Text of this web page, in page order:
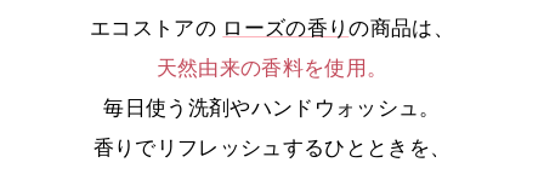
エコストアの ローズの香りの商品は、
天然由来の香料を使用。
毎日使う洗剤やハンドウォッシュ。
香りでリフレッシュするひとときを、